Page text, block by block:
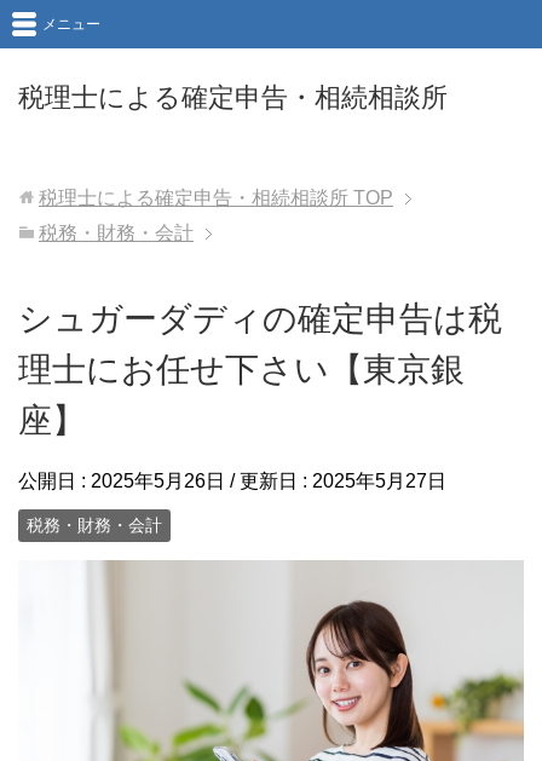
税理士による確定申告・相続相談所
メニュー
税理士による確定申告・相続相談所 TOP
税務・財務・会計
シュガーダディの確定申告は税
理士にお任せ下さい【東京銀
座】
公開日 : 2025年5月26日 / 更新日 : 2025年5月27日
税務・財務・会計